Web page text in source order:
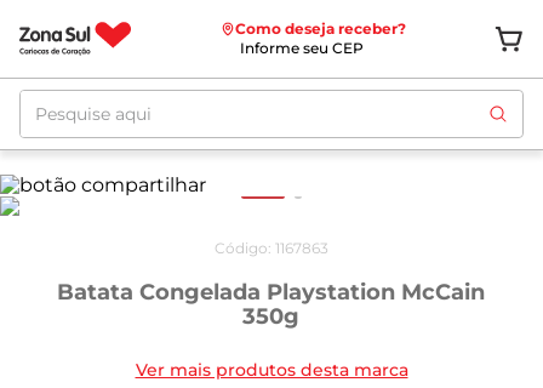
Como deseja receber?
Informe seu CEP
Pesquise aqui
Código: 1167863
Batata Congelada Playstation McCain
350g
Ver mais produtos desta marca